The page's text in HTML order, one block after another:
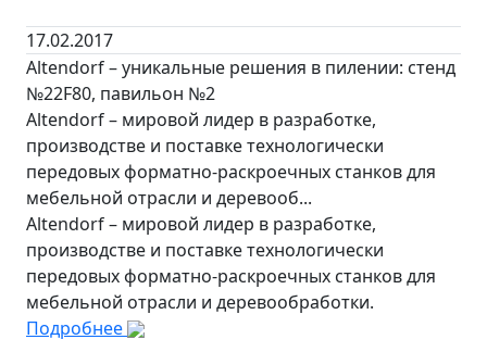
17.02.2017
Altendorf – уникальные решения в пилении: стенд
№22F80, павильон №2
Altendorf – мировой лидер в разработке,
производстве и поставке технологически
передовых форматно-раскроечных станков для
мебельной отрасли и деревооб...
Altendorf – мировой лидер в разработке,
производстве и поставке технологически
передовых форматно-раскроечных станков для
мебельной отрасли и деревообработки.
Подробнее